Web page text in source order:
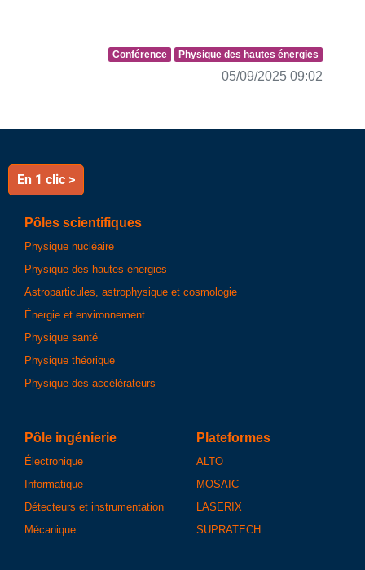
Conférence Physique des hautes énergies
05/09/2025 09:02
En 1 clic >
Pôles scientifiques
Physique nucléaire
Physique des hautes énergies
Astroparticules, astrophysique et cosmologie
Énergie et environnement
Physique santé
Physique théorique
Physique des accélérateurs
Pôle ingénierie
Électronique
Informatique
Détecteurs et instrumentation
Mécanique
Plateformes
ALTO
MOSAIC
LASERIX
SUPRATECH